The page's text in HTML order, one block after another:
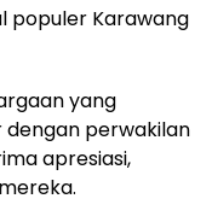
populer Karawang
yang
dengan perwakilan
apresiasi,